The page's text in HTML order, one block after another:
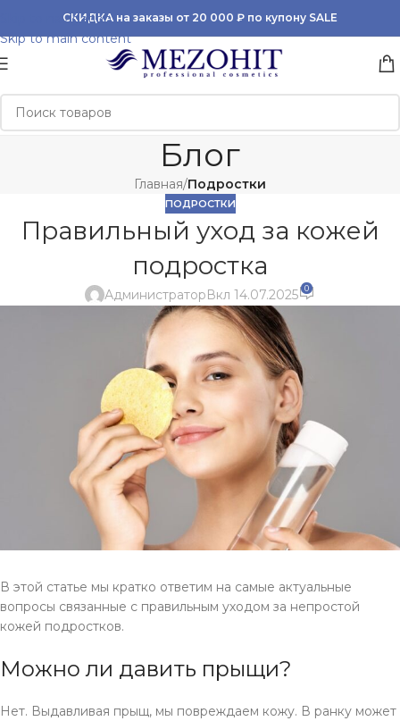
Skip to navigation
Skip to main content
СКИДКА на заказы от 20 000 ₽ по купону SALE
Блог
Главная/Подростки
ПОДРОСТКИ
Правильный уход за кожей
подростка
АдминистраторВкл 14.07.2025 0
В этой статье мы кратко ответим на самые актуальные
вопросы связанные с правильным уходом за непростой
кожей подростков.
Можно ли давить прыщи?
Нет. Выдавливая прыщ, мы повреждаем кожу. В ранку может